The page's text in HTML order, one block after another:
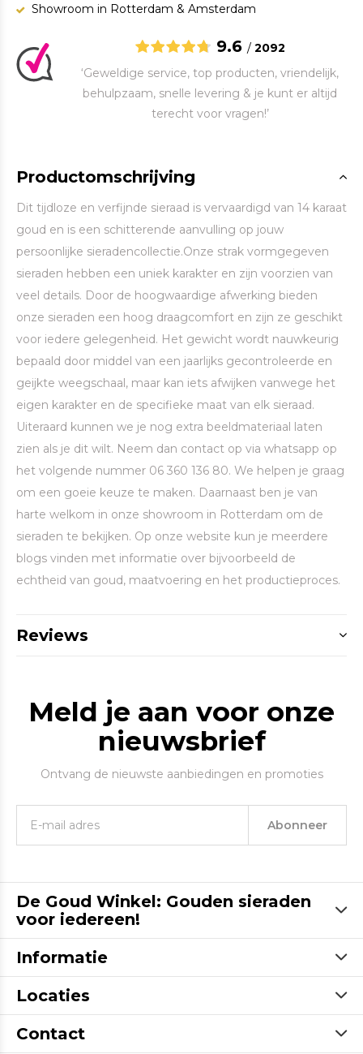
Showroom in Rotterdam & Amsterdam
9.6 / 2092
‘Geweldige service, top producten, vriendelijk,
behulpzaam, snelle levering & je kunt er altijd
terecht voor vragen!’
Productomschrijving
Dit tijdloze en verfijnde sieraad is vervaardigd van 14 karaat
goud en is een schitterende aanvulling op jouw
persoonlijke sieradencollectie.Onze strak vormgegeven
sieraden hebben een uniek karakter en zijn voorzien van
veel details. Door de hoogwaardige afwerking bieden
onze sieraden een hoog draagcomfort en zijn ze geschikt
voor iedere gelegenheid. Het gewicht wordt nauwkeurig
bepaald door middel van een jaarlijks gecontroleerde en
geijkte weegschaal, maar kan iets afwijken vanwege het
eigen karakter en de specifieke maat van elk sieraad.
Uiteraard kunnen we je nog extra beeldmateriaal laten
zien als je dit wilt. Neem dan contact op via whatsapp op
het volgende nummer 06 360 136 80. We helpen je graag
om een goeie keuze te maken. Daarnaast ben je van
harte welkom in onze showroom in Rotterdam om de
sieraden te bekijken. Op onze website kun je meerdere
blogs vinden met informatie over bijvoorbeeld de
echtheid van goud, maatvoering en het productieproces.
Reviews
Meld je aan voor onze
nieuwsbrief
Ontvang de nieuwste aanbiedingen en promoties
Abonneer
De Goud Winkel: Gouden sieraden
voor iedereen!
Informatie
Locaties
Contact